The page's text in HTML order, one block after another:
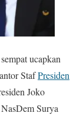
ucapkan
StafPresiden
Joko
Surya